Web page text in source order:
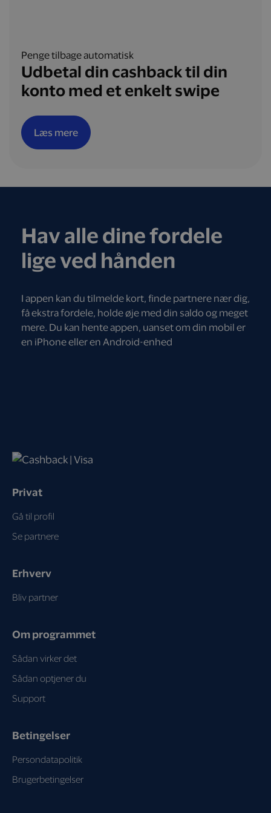
Penge tilbage automatisk
Udbetal din cashback til din
konto med et enkelt swipe
Læs mere
Hav alle dine fordele
lige ved hånden
I appen kan du tilmelde kort, finde partnere nær dig,
få ekstra fordele, holde øje med din saldo og meget
mere. Du kan hente appen, uanset om din mobil er
en iPhone eller en Android-enhed
Privat
Gå til profil
Se partnere
Erhverv
Bliv partner
Om programmet
Sådan virker det
Sådan optjener du
Support
Betingelser
Persondatapolitik
Brugerbetingelser